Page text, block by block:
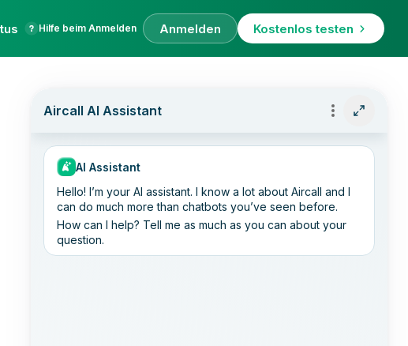
Hilfe beim Anmelden Anmelden Kostenlos testen